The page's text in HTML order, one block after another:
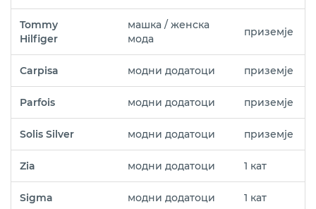
Tommy
Hilfiger
машка / женска
мода
приземје
Carpisa модни додатоци приземје
Parfois модни додатоци приземје
Solis Silver модни додатоци приземје
Zia модни додатоци 1 кат
Sigma модни додатоци 1 кат